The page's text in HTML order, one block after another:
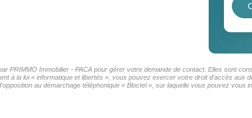
PRIMMO Immobilier - PACA pour gérer votre demande de contact. Elles sont
à la loi « informatique et libertés », vous pouvez exercer votre droit d'accès aux
au démarchage téléphonique « Bloctel », sur laquelle vous pouvez vous